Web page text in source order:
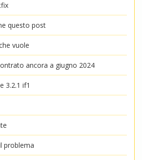
questo post
vuole
ancora a giugno 2024
3.2.1 if1
problema